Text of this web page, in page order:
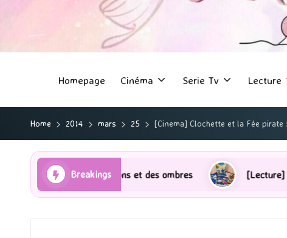
Homepage Cinéma Serie Tv Lecture
Home 2014 mars 25 [Cinema] Clochette et la Fée pirate
Breakings
Rayons et des ombres [Lecture] Gardiens des cités